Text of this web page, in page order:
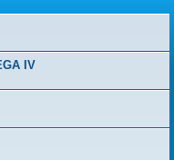
h
IV